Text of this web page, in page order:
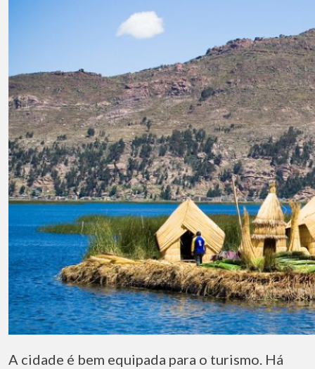
A cidade é bem equipada para o turismo. Há